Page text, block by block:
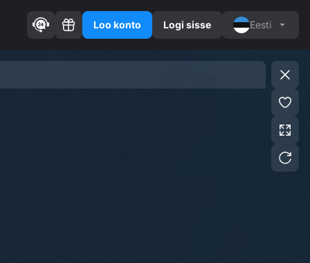
Loo konto Logi sisse Eesti